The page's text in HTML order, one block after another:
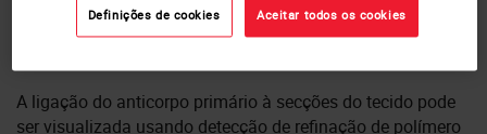
Imuno-histoquímica (IHQ)
A ligação do anticorpo primário à secções do tecido pode
ser visualizada usando detecção de refinação de polímero
Definições de cookies Aceitar todos os cookies